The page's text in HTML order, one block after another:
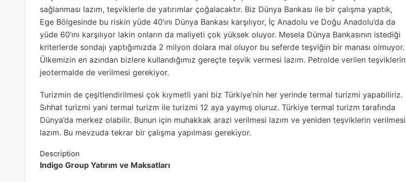
sağlanması lazım, teşviklerle de yatırımlar çoğalacaktır. Biz Dünya Bankası ile bir çalışma yaptık,
Ege Bölgesinde bu riskin yüde 40’ını Dünya Bankası karşılıyor, İç Anadolu ve Doğu Anadolu’da da
yüde 60’ını karşılıyor lakin onların da maliyeti çok yüksek oluyor. Mesela Dünya Bankasının istediği
kriterlerde sondajı yaptığımızda 2 milyon dolara mal oluyor bu seferde teşviğin bir manası olmuyor.
Ülkemizin en azından bizlere kullandığımız gereçte teşvik vermesi lazım. Petrolde verilen teşviklerin
jeotermalde de verilmesi gerekiyor.
Turizmin de çeşitlendirilmesi çok kıymetli yani biz Türkiye’nin her yerinde termal turizmi yapabiliriz.
Sıhhat turizmi yani termal turizm ile turizmi 12 aya yaymış oluruz. Türkiye termal turizm tarafında
Dünya’da merkez olabilir. Bunun için muhakkak arazi verilmesi lazım ve yeniden teşviklerin verilmesi
lazım. Bu mevzuda tekrar bir çalışma yapılması gerekiyor.
Description
Indigo Group Yatırım ve Maksatları